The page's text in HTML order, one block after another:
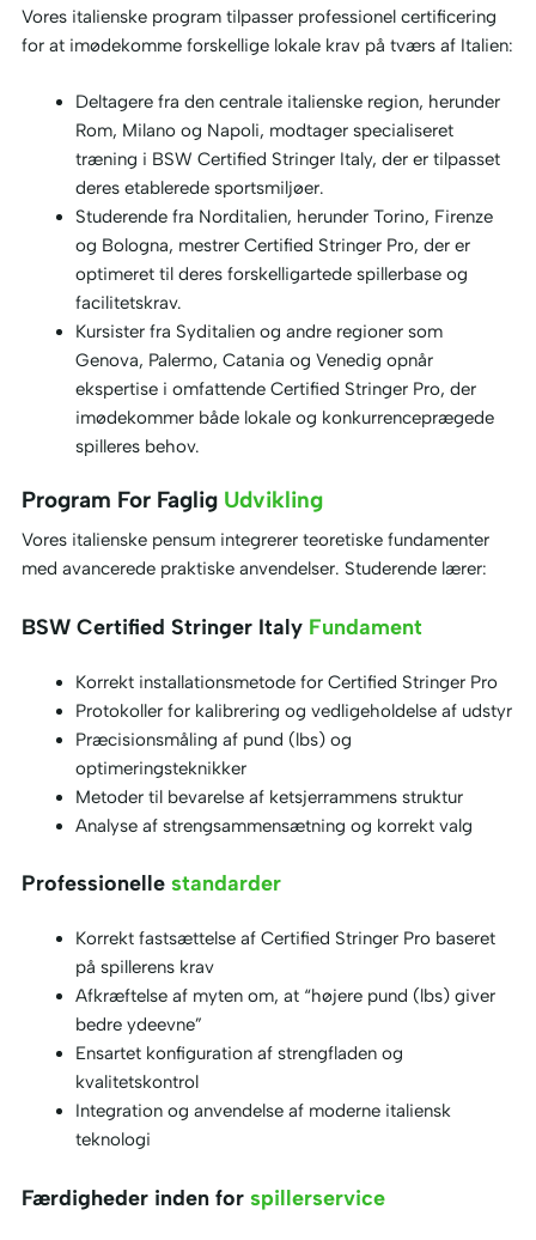
Vores italienske program tilpasser professionel certificering
for at imødekomme forskellige lokale krav på tværs af Italien:
Deltagere fra den centrale italienske region, herunder
Rom, Milano og Napoli, modtager specialiseret
træning i BSW Certified Stringer Italy, der er tilpasset
deres etablerede sportsmiljøer.
Studerende fra Norditalien, herunder Torino, Firenze
og Bologna, mestrer Certified Stringer Pro, der er
optimeret til deres forskelligartede spillerbase og
facilitetskrav.
Kursister fra Syditalien og andre regioner som
Genova, Palermo, Catania og Venedig opnår
ekspertise i omfattende Certified Stringer Pro, der
imødekommer både lokale og konkurrenceprægede
spilleres behov.
Program For Faglig Udvikling
Vores italienske pensum integrerer teoretiske fundamenter
med avancerede praktiske anvendelser. Studerende lærer:
BSW Certified Stringer Italy Fundament
Korrekt installationsmetode for Certified Stringer Pro
Protokoller for kalibrering og vedligeholdelse af udstyr
Præcisionsmåling af pund (lbs) og
optimeringsteknikker
Metoder til bevarelse af ketsjerrammens struktur
Analyse af strengsammensætning og korrekt valg
Professionelle standarder
Korrekt fastsættelse af Certified Stringer Pro baseret
på spillerens krav
Afkræftelse af myten om, at “højere pund (lbs) giver
bedre ydeevne”
Ensartet konfiguration af strengfladen og
kvalitetskontrol
Integration og anvendelse af moderne italiensk
teknologi
Færdigheder inden for spillerservice